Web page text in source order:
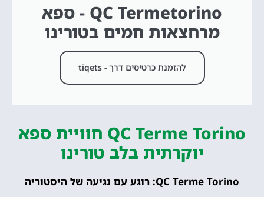
QC Termetorino - ספא
מרחצאות חמים בטורינו
להזמנת כרטיסים דרך - tiqets
QC Terme Torino חוויית ספא
יוקרתית בלב טורינו
QC Terme Torino: רוגע עם נגיעה של היסטוריה